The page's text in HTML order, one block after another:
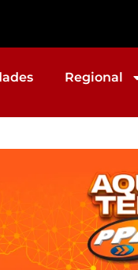
Regional